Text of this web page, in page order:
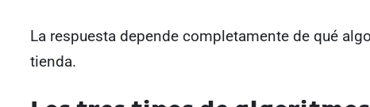
La respuesta depende completamente de qué
tienda.